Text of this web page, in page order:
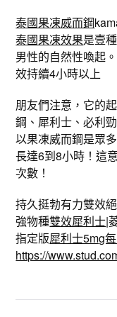
泰國果凍威而鋼
泰國果凍效果是壹
男性的自然性喚起
效持續4小時以上
朋友們注意，它的
鋼、犀利士、必利
以果凍威而鋼是眾
長達6到8小時！這
次數！
持久挺勃有力雙效
強物種雙效犀利士|
指定版犀利士5mg
https://